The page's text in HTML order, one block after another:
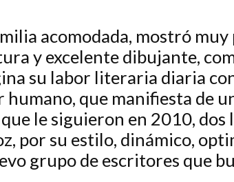
acomodada, mostró
y excelente dibujante,
su labor literaria diaria
humano, que manifiesta de
que le siguieron en 2010,
por su estilo, dinámico,
grupo de escritores que